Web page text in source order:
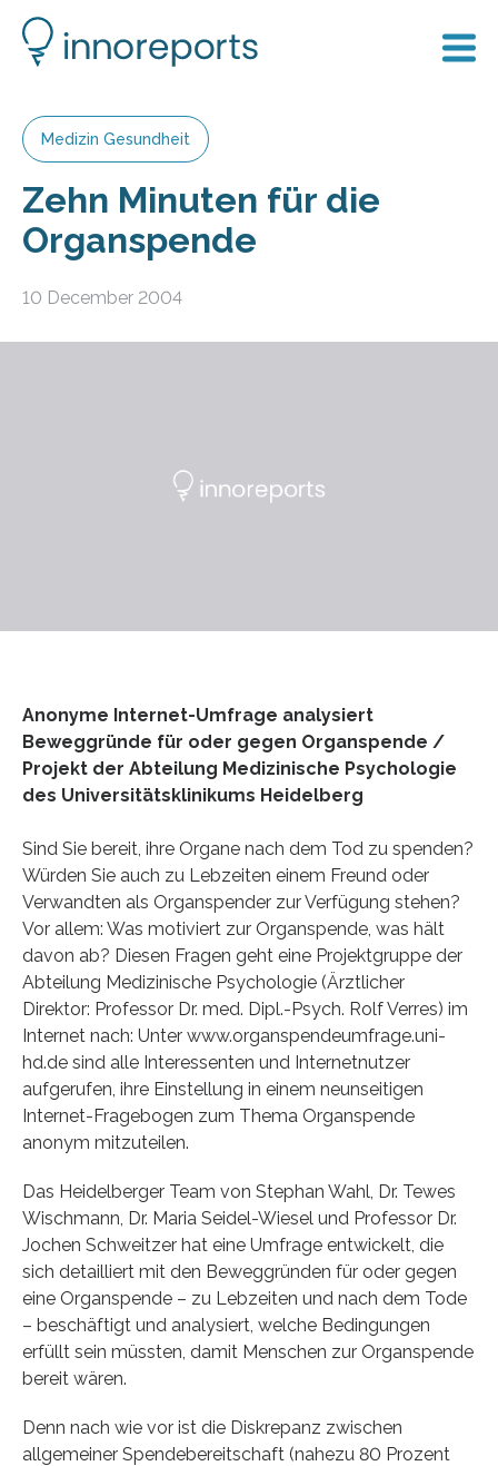
Medizin Gesundheit
Zehn Minuten für die
Organspende
10 December 2004
Anonyme Internet-Umfrage analysiert
Beweggründe für oder gegen Organspende /
Projekt der Abteilung Medizinische Psychologie
des Universitätsklinikums Heidelberg
Sind Sie bereit, ihre Organe nach dem Tod zu spenden?
Würden Sie auch zu Lebzeiten einem Freund oder
Verwandten als Organspender zur Verfügung stehen?
Vor allem: Was motiviert zur Organspende, was hält
davon ab? Diesen Fragen geht eine Projektgruppe der
Abteilung Medizinische Psychologie (Ärztlicher
Direktor: Professor Dr. med. Dipl.-Psych. Rolf Verres) im
Internet nach: Unter www.organspendeumfrage.uni-
hd.de sind alle Interessenten und Internetnutzer
aufgerufen, ihre Einstellung in einem neunseitigen
Internet-Fragebogen zum Thema Organspende
anonym mitzuteilen.
Das Heidelberger Team von Stephan Wahl, Dr. Tewes
Wischmann, Dr. Maria Seidel-Wiesel und Professor Dr.
Jochen Schweitzer hat eine Umfrage entwickelt, die
sich detailliert mit den Beweggründen für oder gegen
eine Organspende – zu Lebzeiten und nach dem Tode
– beschäftigt und analysiert, welche Bedingungen
erfüllt sein müssten, damit Menschen zur Organspende
bereit wären.
Denn nach wie vor ist die Diskrepanz zwischen
allgemeiner Spendebereitschaft (nahezu 80 Prozent